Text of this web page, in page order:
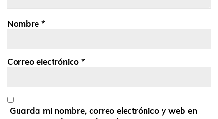
Nombre *
Correo electrónico *
Guarda mi nombre, correo electrónico y web en